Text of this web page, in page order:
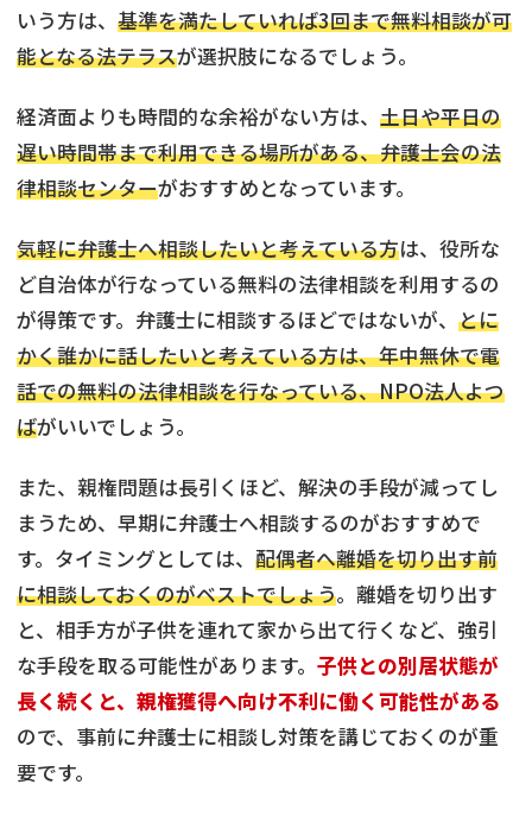
いう方は、 基準を満たしていれば3回まで無料相談が可
能となる法テラスが選択肢になるでしょう。
経済面よりも時間的な余裕がない方は、 土日や平日の
遅い時間帯まで利用できる場所がある、弁護士会の法
律相談センターがおすすめとなっています。
気軽に弁護士へ相談したいと考えている方は、役所な
ど自治体が行なっている無料の法律相談を利用するの
が得策です。弁護士に相談するほどではないが、 とに
かく誰かに話したいと考えている方は、年中無休で電
話での無料の法律相談を行なっている、NPO法人よつ
ばがいいでしょう。
また、親権問題は長引くほど、解決の手段が減ってし
まうため、早期に弁護士へ相談するのがおすすめで
す。タイミングとしては、 配偶者へ離婚を切り出す前
に相談しておくのがベストでしょう。離婚を切り出す
と、相手方が子供を連れて家から出て行くなど、強引
な手段を取る可能性があります。 子供との別居状態が
長く続くと、親権獲得へ向け不利に働く可能性がある
ので、事前に弁護士に相談し対策を講じておくのが重
要です。